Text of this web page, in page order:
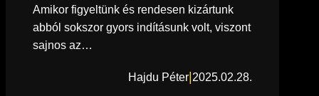
Amikor figyeltünk és rendesen kizártunk
abból sokszor gyors indításunk volt, viszont
sajnos az…
Hajdu Péter 2025.02.28.